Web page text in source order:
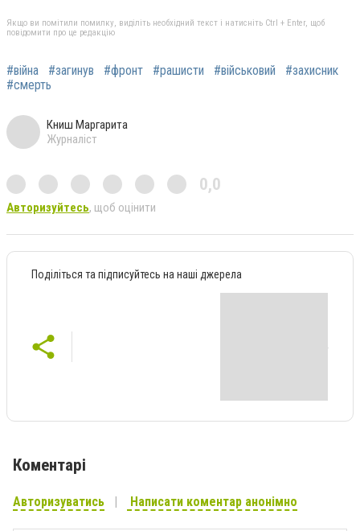
Якщо ви помітили помилку, виділіть необхідний текст і натисніть Ctrl + Enter, щоб
повідомити про це редакцію
#війна #загинув #фронт #рашисти #військовий
#захисник
#смерть
Книш Маргарита
Журналіст
0,0
Авторизуйтесь, щоб оцінити
Поділіться та підписуйтесь на наші джерела
Коментарі
Авторизуватись Написати коментар анонімно